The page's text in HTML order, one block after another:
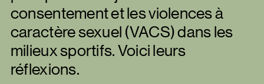
consentement et les violences à
caractère sexuel (VACS) dans les
milieux sportifs. Voici leurs
réflexions.